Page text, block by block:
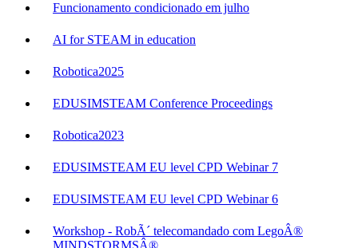
Funcionamento condicionado em julho
AI for STEAM in education
Robotica2025
EDUSIMSTEAM Conference Proceedings
Robotica2023
EDUSIMSTEAM EU level CPD Webinar 7
EDUSIMSTEAM EU level CPD Webinar 6
Workshop - RobÃ´ telecomandado com LegoÂ®